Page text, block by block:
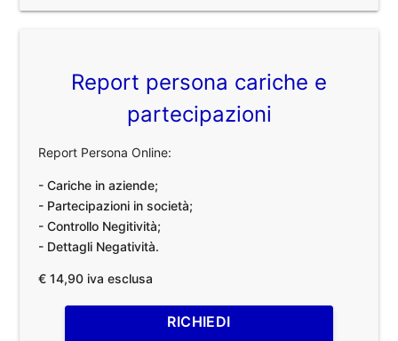
Report persona cariche e
partecipazioni
Report Persona Online:
- Cariche in aziende;
- Partecipazioni in società;
- Controllo Negitività;
- Dettagli Negatività.
€ 14,90 iva esclusa
RICHIEDI